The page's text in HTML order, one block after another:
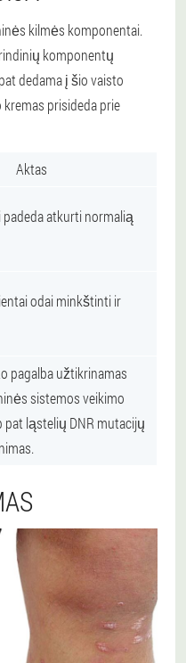
kilmės komponentai.
komponentų
dedama į šio vaisto
prisideda prie
Aktas
atkurti normalią
odai minkštinti ir
pagalba užtikrinamas
sistemos veikimo
pat ląstelių DNR mutacijų